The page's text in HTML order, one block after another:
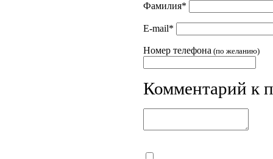
Фамилия*
E-mail*
Номер телефона (по желанию)
Комментарий к